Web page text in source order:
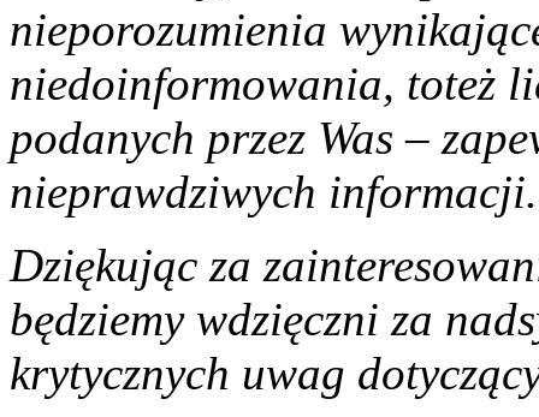
nieporozumienia
niedoinformowania, toteż
podanych przez Was –
nieprawdziwych informacji.
Dziękując za
będziemy wdzięczni za
krytycznych uwag